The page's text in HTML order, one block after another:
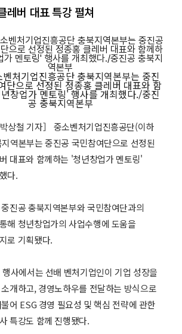
레버 대표 특강 펼쳐
처기업진흥공단 충북지역본부는 중진
단으로 선정된 정종홍 클레버 대표와 함
창업가 멘토링' 행사를 개최했다./중진
공 충북지역본부
박상철 기자］ 중소벤처기업진흥공단(이하
역본부는 중진공 국민참여단으로 선정된
대표와 함께하는 '청년창업가 멘토링'
다.
진공 충북지역본부와 국민참여단과의
해 청년창업가의 사업수행에 도움을
로 기획됐다.
사에서는 선배 벤처기업인이 기업 성장을
개하고, 경영노하우를 전달하는 방식으로
어 ESG 경영 필요성 및 핵심 전략에 관한
특강도 함께 진행됐다.